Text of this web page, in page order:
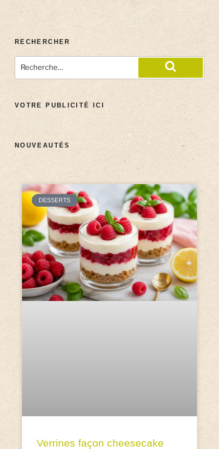
RECHERCHER
VOTRE PUBLICITÉ ICI
NOUVEAUTÉS
DESSERTS
Verrines façon cheesecake